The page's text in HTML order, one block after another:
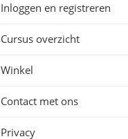
Inloggen en registreren
Cursus overzicht
Winkel
Contact met ons
Privacy